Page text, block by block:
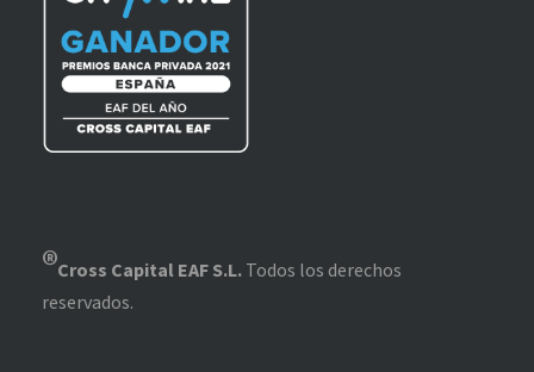
®Cross Capital EAF S.L. Todos los derechos
reservados.